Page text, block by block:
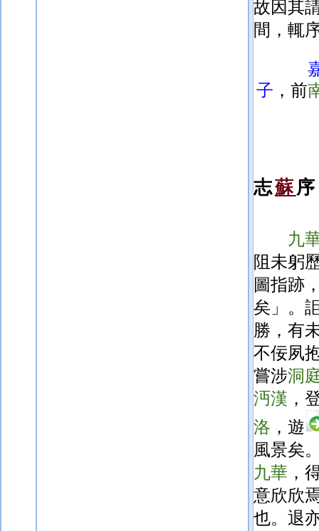
故因其
間，輒
子 ，前
志蘇序
九
阻未躬
圖指跡
矣」。
勝， 有
不佞夙
嘗涉洞
沔漢 ，
洛 ， 遊
風景矣
九華 ，
意欣欣
也。退